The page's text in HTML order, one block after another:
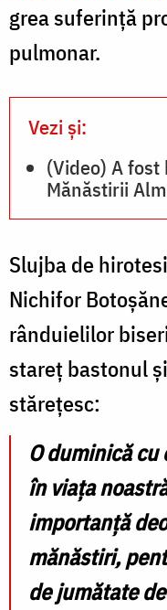
grea suferință
pulmonar.
Vezi și:
(Video) A
Mănăstirii
Slujba de
Nichifor
rânduielilor
stareț bastonul
stărețesc:
O duminică
în viața
importanță
mănăstiri,
de jumătate